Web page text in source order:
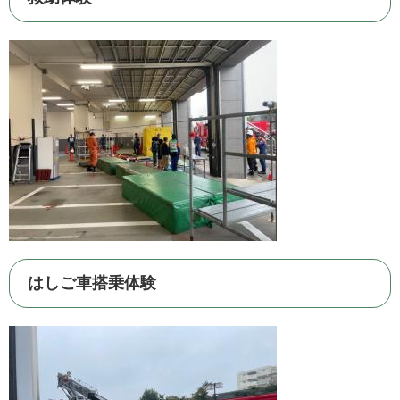
はしご車搭乗体験